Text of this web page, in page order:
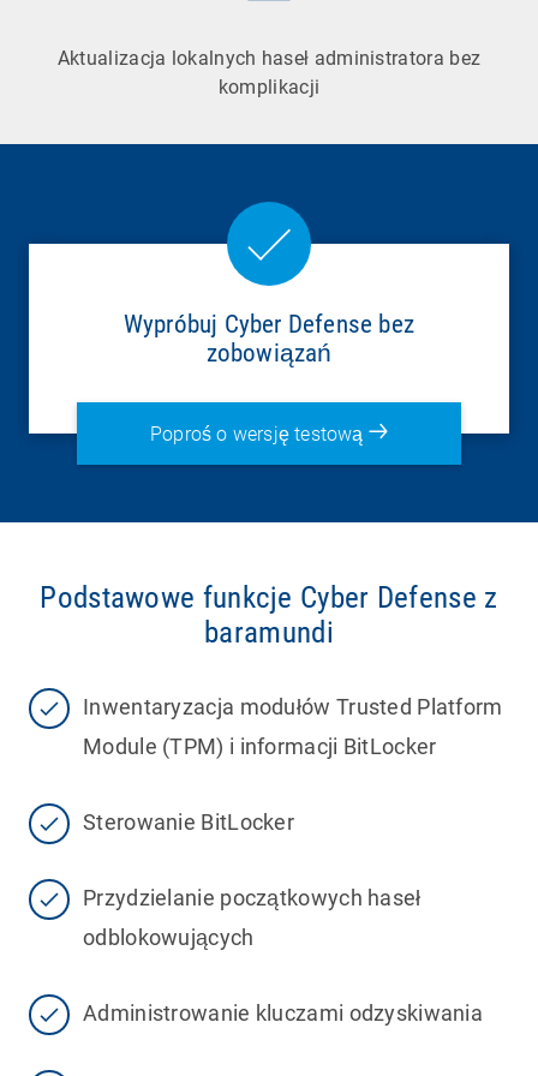
Aktualizacja lokalnych haseł administratora bez
komplikacji
Wypróbuj Cyber Defense bez
zobowiązań
Poproś o wersję testową
Podstawowe funkcje Cyber Defense z
baramundi
Inwentaryzacja modułów Trusted Platform
Module (TPM) i informacji BitLocker
Sterowanie BitLocker
Przydzielanie początkowych haseł
odblokowujących
Administrowanie kluczami odzyskiwania